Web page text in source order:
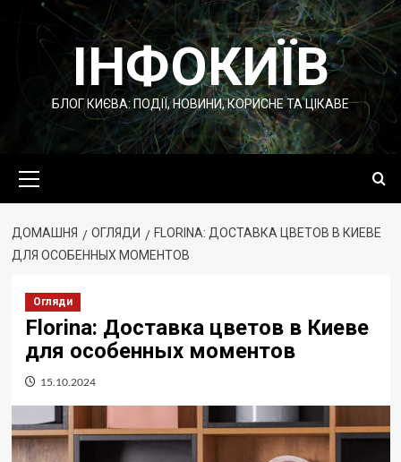
Перейти
ІНФОКИЇВ
БЛОГ КИЄВА: ПОДІЇ, НОВИНИ, КОРИСНЕ ТА ЦІКАВЕ
меню
ДОМАШНЯ ОГЛЯДИ
FLORINA: ДОСТАВКА ЦВЕТОВ В КИЕВЕ
ДЛЯ ОСОБЕННЫХ МОМЕНТОВ
Огляди
Florina: Доставка цветов в Киеве
для особенных моментов
15.10.2024